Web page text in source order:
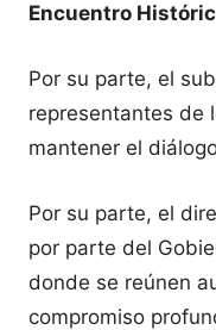
Encuentro
Por su parte, el
representantes de
mantener el
Por su parte, el
por parte del
donde se reúnen
compromiso